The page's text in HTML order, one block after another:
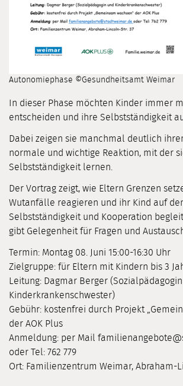
Autonomiephase ©Gesundheitsamt Weimar
In dieser Phase möchten Kinder immer
entscheiden und ihre Selbstständigkeit
Dabei zeigen sie manchmal deutlich
normale und wichtige Reaktion, mit der
Selbstständigkeit lernen.
Der Vortrag zeigt, wie Eltern Grenzen
Wutanfälle reagieren und ihr Kind auf
Selbstständigkeit und Kooperation
gibt Gelegenheit für Fragen und
Termin: Montag 08. Juni 15:00-16:30 Uhr
Zielgruppe: für Eltern mit Kindern bis 3
Leitung: Dagmar Berger
Kinderkrankenschwester)
Gebühr: kostenfrei durch Projekt
der AOK Plus
Anmeldung: per Mail
oder Tel: 762 779
Ort: Familienzentrum Weimar, Abraham-